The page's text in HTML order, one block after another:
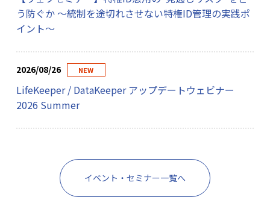
う防ぐか 〜統制を途切れさせない特権ID管理の実践ポ
イント〜
2026/08/26 NEW
LifeKeeper / DataKeeper アップデートウェビナー
2026 Summer
イベント・セミナー一覧へ